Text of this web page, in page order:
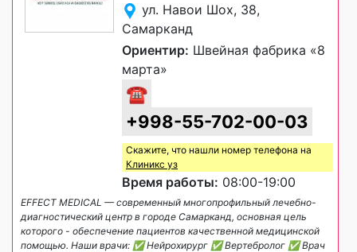
ул. Навои Шох, 38,
Самарканд
Ориентир: Швейная фабрика «8
марта»
☎
+998-55-702-00-03
Скажите, что нашли номер телефона на
Клиникс уз
Время работы: 08:00-19:00
EFFECT MEDICAL — современный многопрофильный лечебно-
диагностический центр в городе Самарканд, основная цель
которого - обеспечение пациентов качественной медицинской
помощью. Наши врачи: ✅ Нейрохирург ✅ Вертебролог ✅ Врач